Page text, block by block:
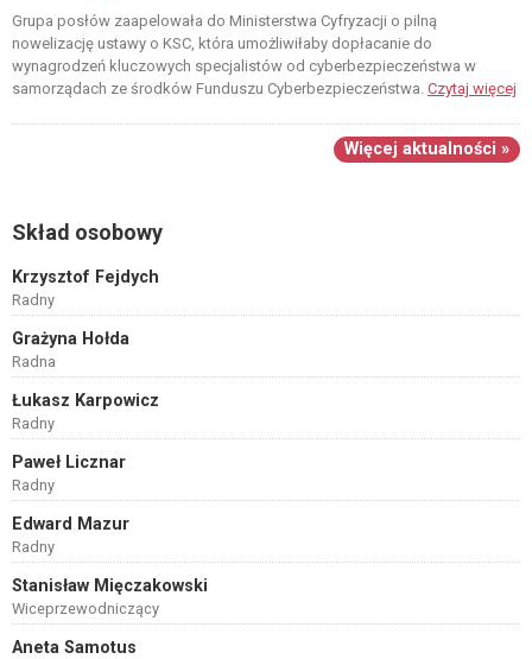
Grupa posłów zaapelowała do Ministerstwa Cyfryzacji o pilną
nowelizację ustawy o KSC, która umożliwiłaby dopłacanie do
wynagrodzeń kluczowych specjalistów od cyberbezpieczeństwa w
samorządach ze środków Funduszu Cyberbezpieczeństwa. Czytaj więcej
Więcej aktualności »
Skład osobowy
Krzysztof Fejdych
Radny
Grażyna Hołda
Radna
Łukasz Karpowicz
Radny
Paweł Licznar
Radny
Edward Mazur
Radny
Stanisław Mięczakowski
Wiceprzewodniczący
Aneta Samotus